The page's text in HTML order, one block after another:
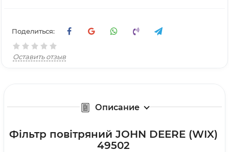
Поделиться:
Оставить отзыв
Описание
Фільтр повітряний JOHN DEERE (WIX)
49502